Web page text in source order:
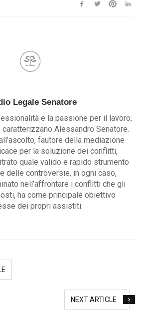
Legale Senatore
e la passione per il lavoro,
Alessandro Senatore.
fautore della mediazione
per la soluzione dei conflitti,
quale valido e rapido strumento
delle controversie, in ogni caso,
nell’affrontare i conflitti che gli
ha come principale obiettivo
dei propri assistiti.
NEXT ARTICLE